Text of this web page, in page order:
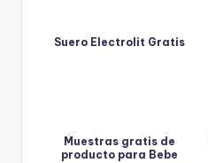
Suero Electrolit Gratis
Muestras gratis de
producto para Bebe